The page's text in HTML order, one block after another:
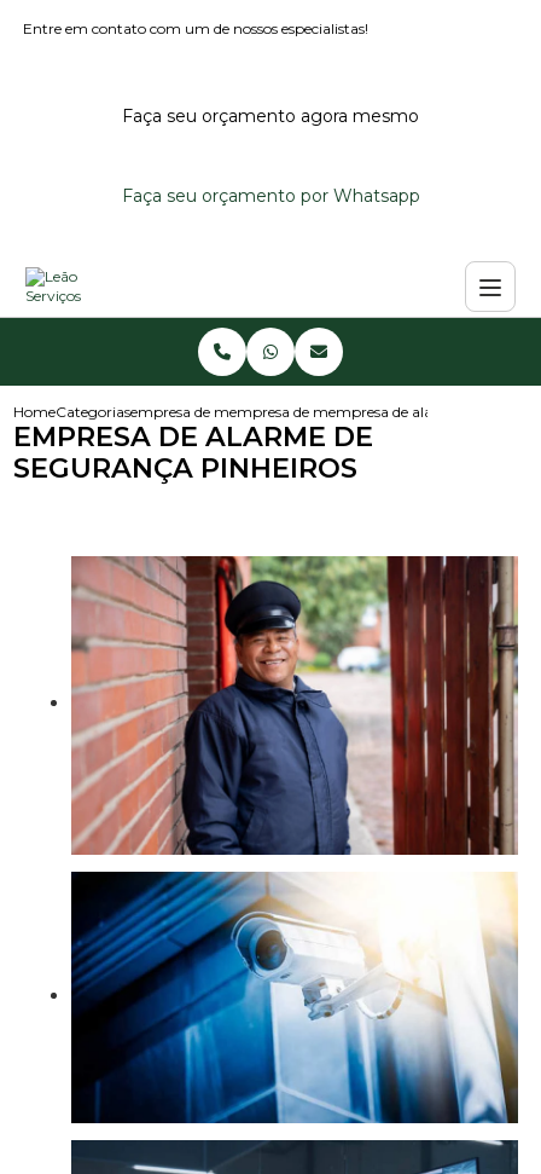
Entre em contato com um de nossos especialistas!
Faça seu orçamento agora mesmo
Faça seu orçamento por Whatsapp
HomeCategoriasempresa de monitoramento de alarmes
empresa de monitoramento de alarme
empresa de alarme de
EMPRESA DE ALARME DE
SEGURANÇA PINHEIROS